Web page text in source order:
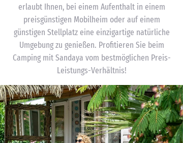
erlaubt Ihnen, bei einem Aufenthalt in einem
preisgünstigen Mobilheim oder auf einem
günstigen Stellplatz eine einzigartige natürliche
Umgebung zu genießen. Profitieren Sie beim
Camping mit Sandaya vom bestmöglichen Preis-
Leistungs-Verhältnis!